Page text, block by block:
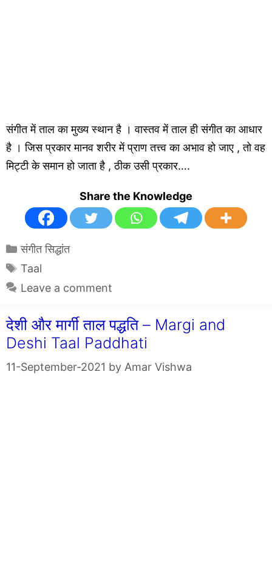
संगीत में ताल का मुख्य स्थान है । वास्तव में ताल ही संगीत का आधार
है । जिस प्रकार मानव शरीर में प्राण तत्त्व का अभाव हो जाए , तो वह
मिट्टी के समान हो जाता है , ठीक उसी प्रकार….
Share the Knowledge
Categories
संगीत सिद्धांत
Tags
Taal
Leave a comment
देशी और मार्गी ताल पद्धति – Margi and
Deshi Taal Paddhati
11-September-2021 by Amar Vishwa